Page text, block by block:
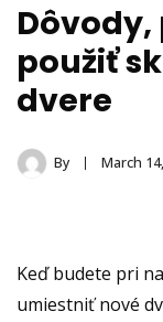
použiť
dvere
By March
Keď budete pri
umiestniť nové